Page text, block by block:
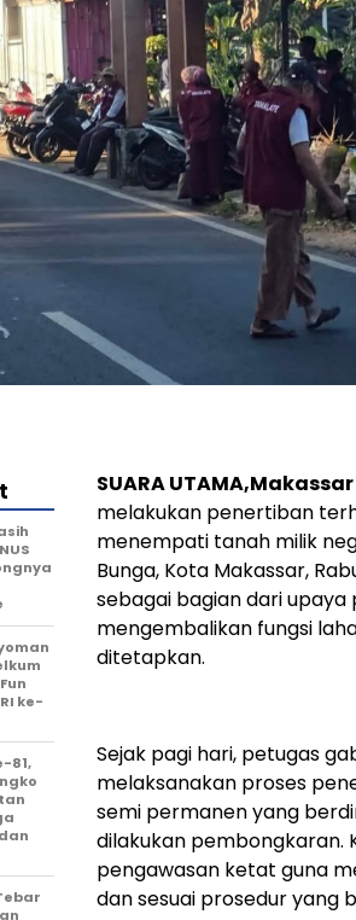
SUARA UTAMA,Makassar
melakukan penertiban
menempati tanah milik
Bunga, Kota Makassar,
sebagai bagian dari
mengembalikan fungsi
ditetapkan.
Sejak pagi hari, petugas
melaksanakan proses
semi permanen yang
dilakukan pembongkaran.
pengawasan ketat guna
dan sesuai prosedur yang
ke-
81,